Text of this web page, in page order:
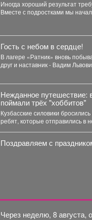
Иногда хороший результат
Вместе с подростками мы
Гость с небом в сердце!
В лагере «Ратник» вновь
друг и наставник - Вадим
Нежданное путешествие:
поймали трёх "хоббитов"
Кузбасские силовики бросились
ребят, которые отправились в
Поздравляем с
Через неделю, 8 августа,